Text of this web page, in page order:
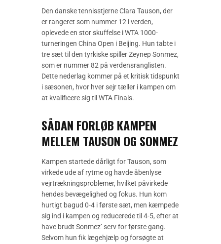
Den danske tennisstjerne Clara Tauson, der
er rangeret som nummer 12 i verden,
oplevede en stor skuffelse i WTA 1000-
turneringen China Open i Beijing. Hun tabte i
tre sæt til den tyrkiske spiller Zeynep Sonmez,
som er nummer 82 på verdensranglisten.
Dette nederlag kommer på et kritisk tidspunkt
i sæsonen, hvor hver sejr tæller i kampen om
at kvalificere sig til WTA Finals.
SÅDAN FORLØB KAMPEN
MELLEM TAUSON OG SONMEZ
Kampen startede dårligt for Tauson, som
virkede ude af rytme og havde åbenlyse
vejrtrækningsproblemer, hvilket påvirkede
hendes bevægelighed og fokus. Hun kom
hurtigt bagud 0-4 i første sæt, men kæmpede
sig ind i kampen og reducerede til 4-5, efter at
have brudt Sonmez’ serv for første gang.
Selvom hun fik lægehjælp og forsøgte at